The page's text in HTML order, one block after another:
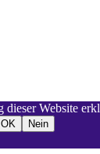
Website
OK
Nein